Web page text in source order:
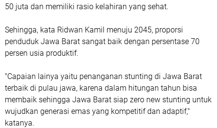
50 juta dan memiliki rasio kelahiran yang sehat.
Sehingga, kata Ridwan Kamil menuju 2045, proporsi
penduduk Jawa Barat sangat baik dengan persentase 70
persen usia produktif.
"Capaian lainya yaitu penanganan stunting di Jawa Barat
terbaik di pulau jawa, karena dalam hitungan tahun bisa
membaik sehingga Jawa Barat siap zero new stunting untuk
wujudkan generasi emas yang kompetitif dan adaptif,"
katanya.